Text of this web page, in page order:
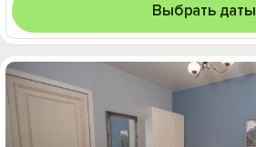
Выбрать даты